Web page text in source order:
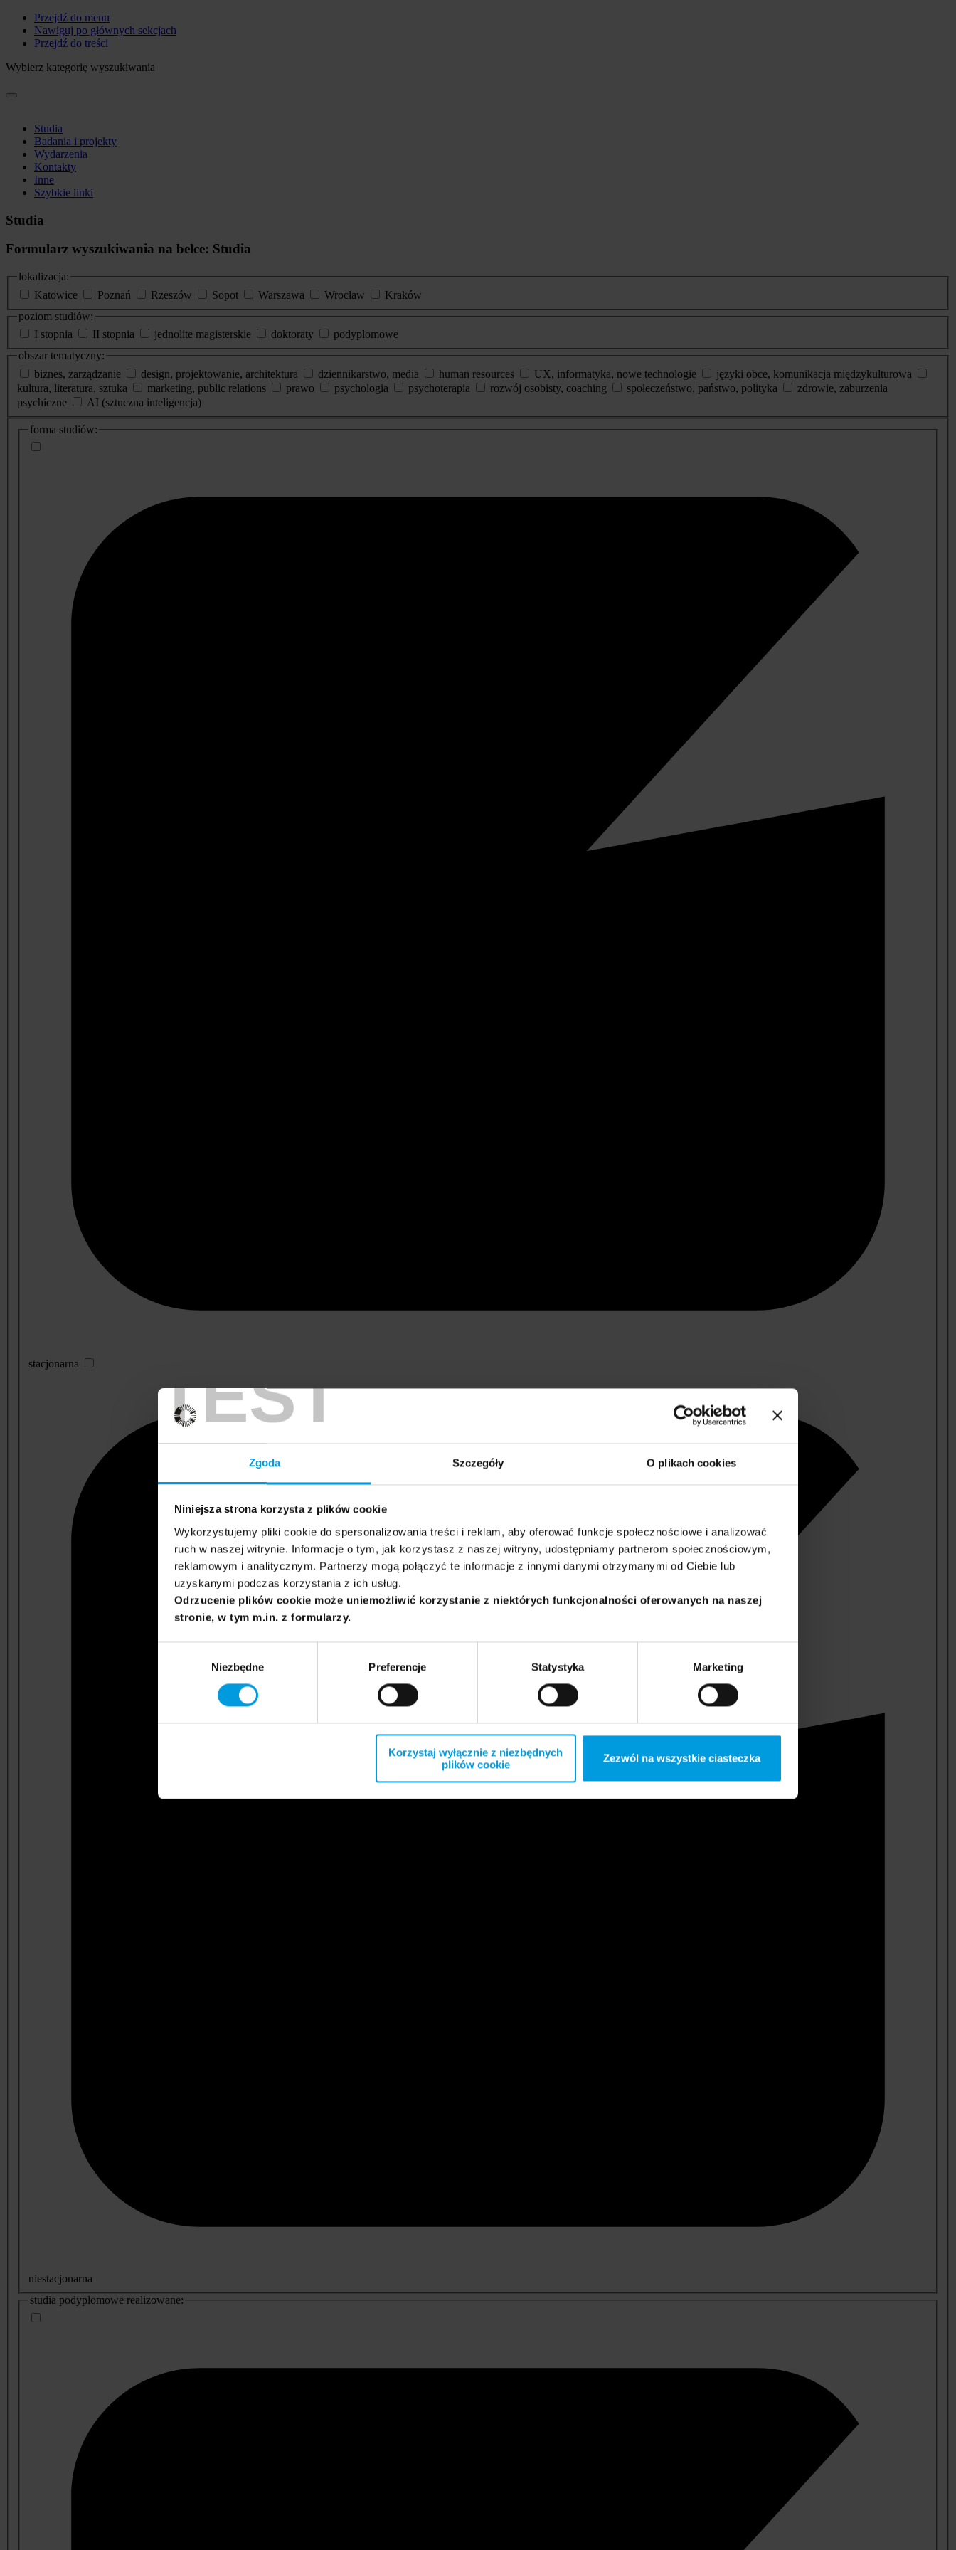
TEST
Zgoda Szczegóły O plikach cookies
Niniejsza strona korzysta z plików cookie
Wykorzystujemy pliki cookie do spersonalizowania treści i reklam, aby oferować funkcje społecznościowe i analizować
ruch w naszej witrynie. Informacje o tym, jak korzystasz z naszej witryny, udostępniamy partnerom społecznościowym,
reklamowym i analitycznym. Partnerzy mogą połączyć te informacje z innymi danymi otrzymanymi od Ciebie lub
uzyskanymi podczas korzystania z ich usług.
Odrzucenie plików cookie może uniemożliwić korzystanie z niektórych funkcjonalności oferowanych na naszej
stronie, w tym m.in. z formularzy.
Niezbędne Preferencje Statystyka Marketing
Korzystaj wyłącznie z niezbędnych
plików cookie
Zezwól na wszystkie ciasteczka
Przejdź do menu
Nawiguj po głównych sekcjach
Przejdź do treści
Wybierz kategorię wyszukiwania
Studia
Badania i projekty
Wydarzenia
Kontakty
Inne
Szybkie linki
Studia
Formularz wyszukiwania na belce: Studia
lokalizacja:
Katowice
Poznań Rzeszów Sopot Warszawa Wrocław
Kraków
poziom studiów:
I stopnia
II stopnia jednolite magisterskie doktoraty
podyplomowe
obszar tematyczny:
biznes, zarządzanie
design, projektowanie, architektura dziennikarstwo, media human resources UX, informatyka, nowe technologie
języki obce, komunikacja międzykulturowa
kultura, literatura, sztuka
marketing, public relations prawo psychologia psychoterapia rozwój osobisty, coaching społeczeństwo, państwo, polityka
zdrowie, zaburzenia
psychiczne
AI (sztuczna inteligencja)
dodatkowe
informacje
forma studiów:
stacjonarna
niestacjonarna
studia podyplomowe realizowane: